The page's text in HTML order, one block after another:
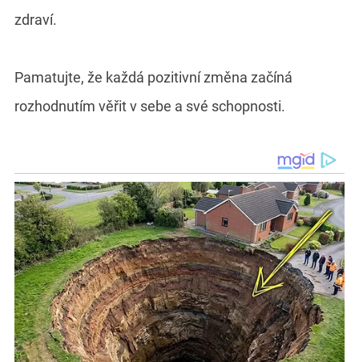
zdraví.
Pamatujte, že každá pozitivní změna začíná
rozhodnutím věřit v sebe a své schopnosti.